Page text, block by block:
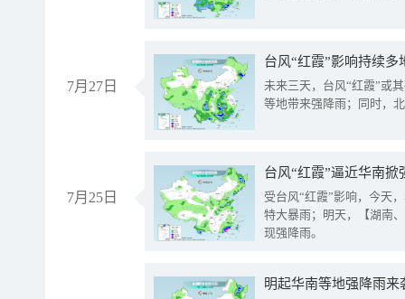
7月27日
台风“红霞”影响持续
未来三天，台风“红霞”或
等地带来强降雨；同时，
7月25日
台风“红霞”逼近华南
受台风“红霞”影响，今天
特大暴雨；明天，【湖南
现强降雨。
明起华南等地强降雨